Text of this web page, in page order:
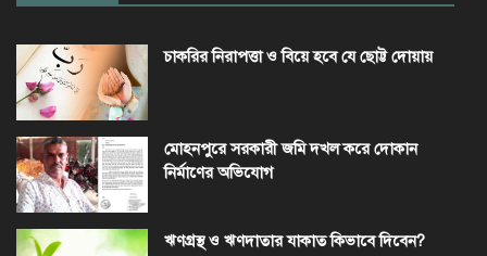
চাকরির নিরাপত্তা ও বিয়ে হবে যে ছোট্ট দোয়ায়
মোহনপুরে সরকারী জমি দখল করে দোকান
নির্মাণের অভিযোগ
ঋণগ্রস্থ ও ঋণদাতার যাকাত কিভাবে দিবেন?